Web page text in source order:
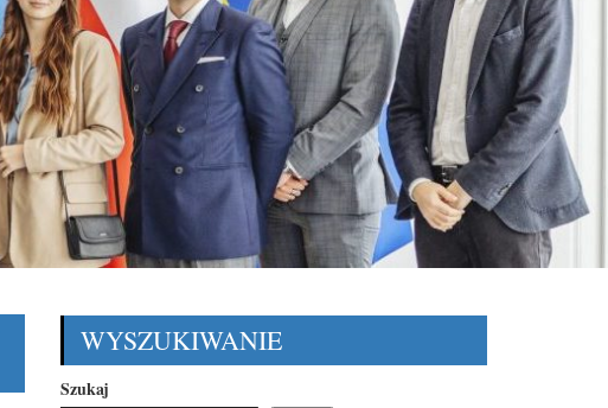
WYSZUKIWANIE
Szukaj